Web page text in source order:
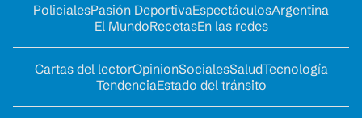
PolicialesPasión DeportivaEspectáculosArgentina
El MundoRecetasEn las redes
Cartas del lectorOpinionSocialesSaludTecnología
TendenciaEstado del tránsito